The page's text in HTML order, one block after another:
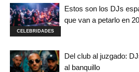
CELEBRIDADES
Estos son los DJs
que van a petarlo en
Del club al juzgado:
al banquillo